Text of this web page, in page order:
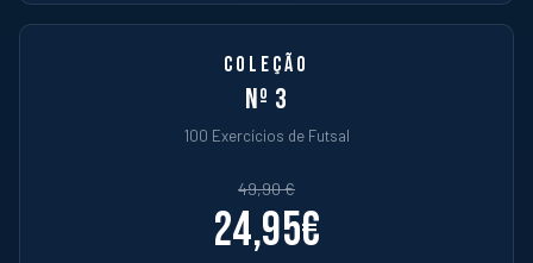
COLEÇÃO
Nº 3
100 Exercícios de Futsal
49,90 €
24,95€